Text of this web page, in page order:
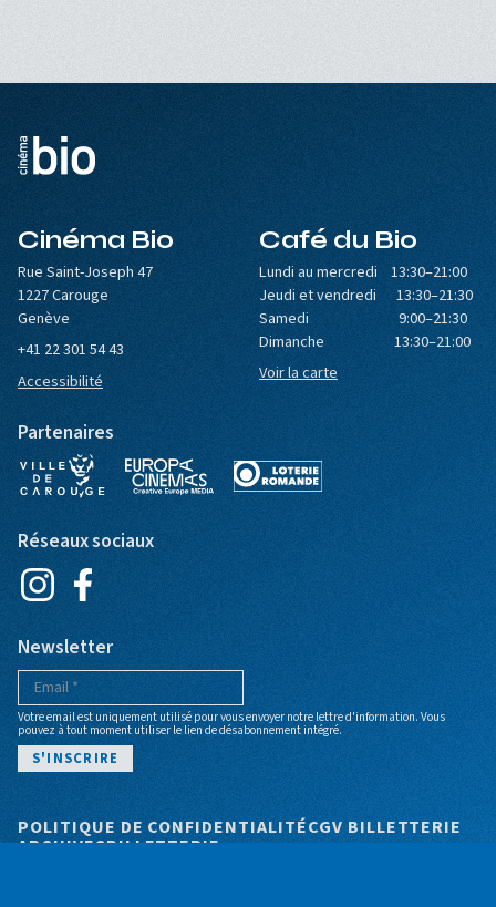
Cinéma Bio
Rue Saint-Joseph 47
1227 Carouge
Genève
+41 22 301 54 43
Accessibilité
Café du Bio
Lundi au mercredi 13:30–21:00
Jeudi et vendredi 13:30–21:30
Samedi 9:00–21:30
Dimanche 13:30–21:00
Voir la carte
Partenaires
Réseaux sociaux
Newsletter
Votre email est uniquement utilisé pour vous envoyer notre lettre d'information. Vous
pouvez à tout moment utiliser le lien de désabonnement intégré.
Pied de page
POLITIQUE DE CONFIDENTIALITÉCGV BILLETTERIE
ARCHIVESBILLETTERIE